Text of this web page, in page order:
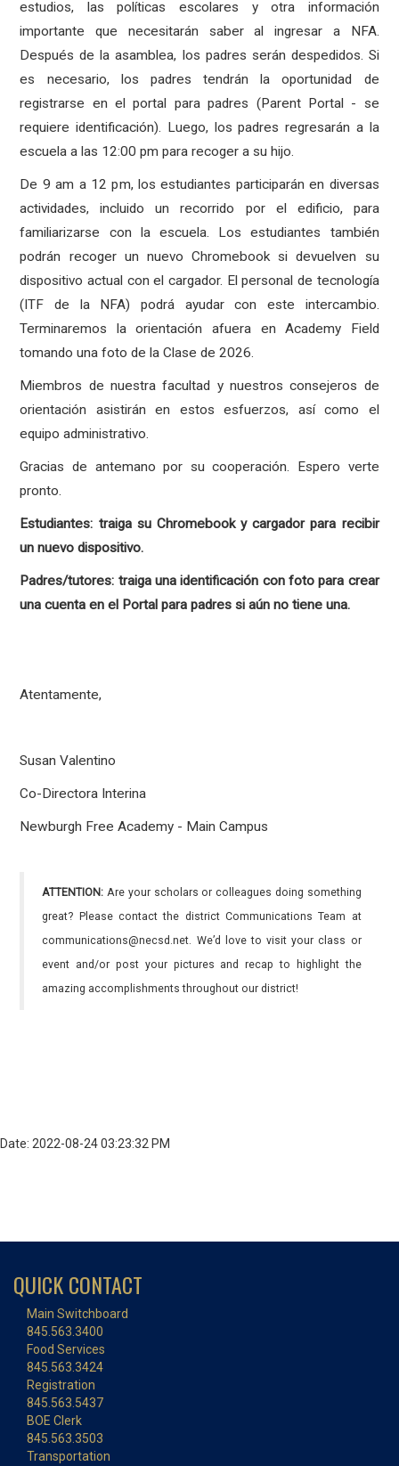
estudios, las políticas escolares y otra información
importante que necesitarán saber al ingresar a NFA.
Después de la asamblea, los padres serán despedidos. Si
es necesario, los padres tendrán la oportunidad de
registrarse en el portal para padres (Parent Portal - se
requiere identificación). Luego, los padres regresarán a la
escuela a las 12:00 pm para recoger a su hijo.
De 9 am a 12 pm, los estudiantes participarán en diversas
actividades, incluido un recorrido por el edificio, para
familiarizarse con la escuela. Los estudiantes también
podrán recoger un nuevo Chromebook si devuelven su
dispositivo actual con el cargador. El personal de tecnología
(ITF de la NFA) podrá ayudar con este intercambio.
Terminaremos la orientación afuera en Academy Field
tomando una foto de la Clase de 2026.
Miembros de nuestra facultad y nuestros consejeros de
orientación asistirán en estos esfuerzos, así como el
equipo administrativo.
Gracias de antemano por su cooperación. Espero verte
pronto.
Estudiantes: traiga su Chromebook y cargador para recibir
un nuevo dispositivo.
Padres/tutores: traiga una identificación con foto para crear
una cuenta en el Portal para padres si aún no tiene una.
Atentamente,
Susan Valentino
Co-Directora Interina
Newburgh Free Academy - Main Campus
ATTENTION: Are your scholars or colleagues doing something
great? Please contact the district Communications Team at
communications@necsd.net. We’d love to visit your class or
event and/or post your pictures and recap to highlight the
amazing accomplishments throughout our district!
Date: 2022-08-24 03:23:32 PM
QUICK CONTACT
Main Switchboard
845.563.3400
Food Services
845.563.3424
Registration
845.563.5437
BOE Clerk
845.563.3503
Transportation